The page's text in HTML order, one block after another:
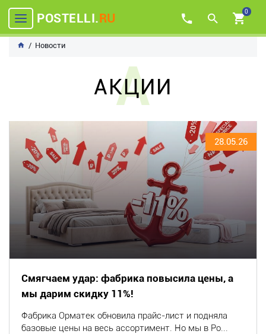
POSTELLI.RU 0
Новости
А
АКЦИИ
28.05.26
Смягчаем удар: фабрика повысила цены, а
мы дарим скидку 11%!
Фабрика Орматек обновила прайс-лист и подняла
базовые цены на весь ассортимент. Но мы в Po...